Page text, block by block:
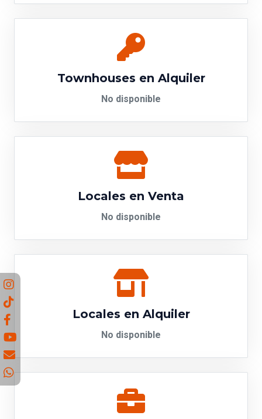
Townhouses en Alquiler
No disponible
Locales en Venta
No disponible
Locales en Alquiler
No disponible